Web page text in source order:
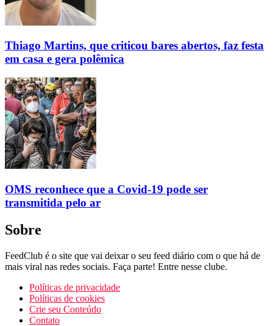
Thiago Martins, que criticou bares abertos, faz festa
em casa e gera polêmica
OMS reconhece que a Covid-19 pode ser
transmitida pelo ar
Sobre
FeedClub é o site que vai deixar o seu feed diário com o que há de
mais viral nas redes sociais. Faça parte! Entre nesse clube.
Políticas de privacidade
Políticas de cookies
Crie seu Conteúdo
Contato